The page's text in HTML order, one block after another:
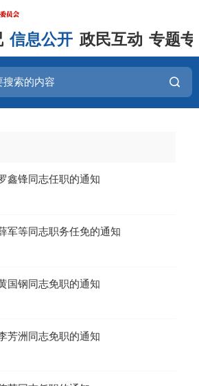
信息公开 政民互动 专题
鑫锋同志任职的通知
军等同志职务任免的通知
国钢同志免职的通知
芳洲同志免职的通知